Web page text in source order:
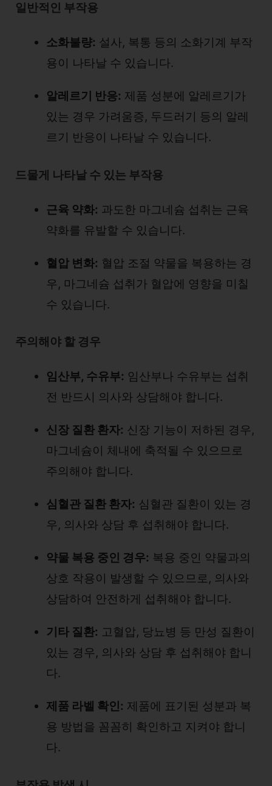
일반적인 부작용
소화불량: 설사, 복통 등의 소화기계 부작
용이 나타날 수 있습니다.
알레르기 반응: 제품 성분에 알레르기가
있는 경우 가려움증, 두드러기 등의 알레
르기 반응이 나타날 수 있습니다.
드물게 나타날 수 있는 부작용
근육 약화: 과도한 마그네슘 섭취는 근육
약화를 유발할 수 있습니다.
혈압 변화: 혈압 조절 약물을 복용하는 경
우, 마그네슘 섭취가 혈압에 영향을 미칠
수 있습니다.
주의해야 할 경우
임산부, 수유부: 임산부나 수유부는 섭취
전 반드시 의사와 상담해야 합니다.
신장 질환 환자: 신장 기능이 저하된 경우,
마그네슘이 체내에 축적될 수 있으므로
주의해야 합니다.
심혈관 질환 환자: 심혈관 질환이 있는 경
우, 의사와 상담 후 섭취해야 합니다.
약물 복용 중인 경우: 복용 중인 약물과의
상호 작용이 발생할 수 있으므로, 의사와
상담하여 안전하게 섭취해야 합니다.
기타 질환: 고혈압, 당뇨병 등 만성 질환이
있는 경우, 의사와 상담 후 섭취해야 합니
다.
제품 라벨 확인: 제품에 표기된 성분과 복
용 방법을 꼼꼼히 확인하고 지켜야 합니
다.